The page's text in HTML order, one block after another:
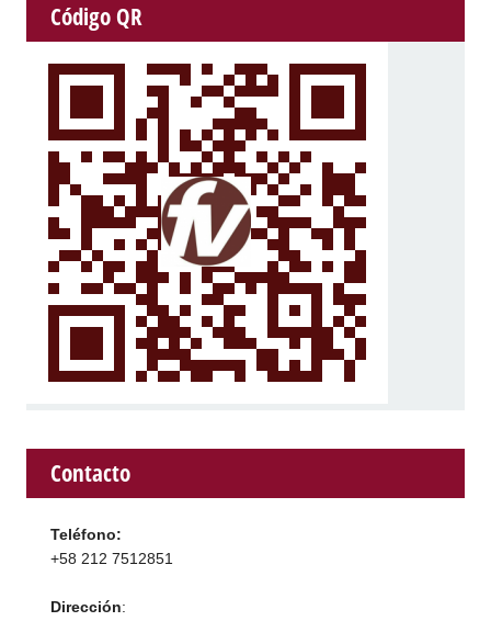
Código QR
Contacto
Teléfono:
+58 212 7512851
Dirección: